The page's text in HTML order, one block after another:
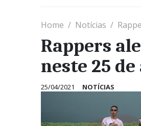
Home Notícias
Rappers
neste 25
25/04/2021 NOTÍCIAS